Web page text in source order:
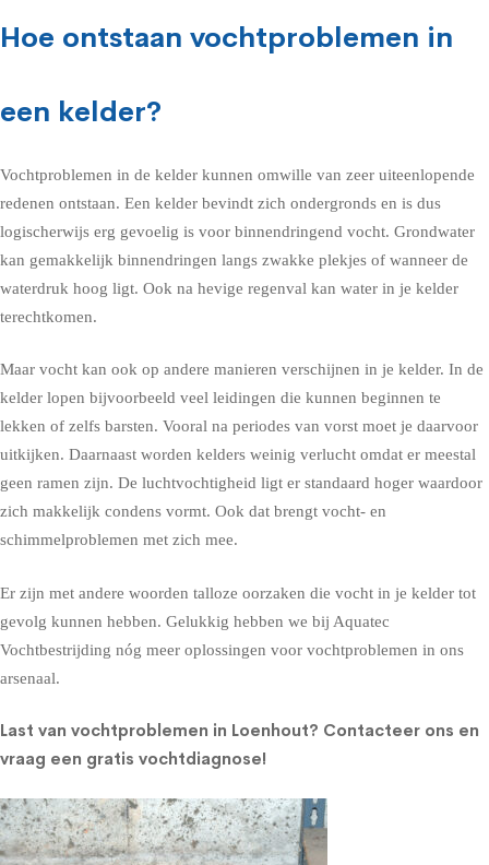
Hoe ontstaan vochtproblemen in
een kelder?
Vochtproblemen in de kelder kunnen omwille van zeer uiteenlopende
redenen ontstaan. Een kelder bevindt zich ondergronds en is dus
logischerwijs erg gevoelig is voor binnendringend vocht. Grondwater
kan gemakkelijk binnendringen langs zwakke plekjes of wanneer de
waterdruk hoog ligt. Ook na hevige regenval kan water in je kelder
terechtkomen.
Maar vocht kan ook op andere manieren verschijnen in je kelder. In de
kelder lopen bijvoorbeeld veel leidingen die kunnen beginnen te
lekken of zelfs barsten. Vooral na periodes van vorst moet je daarvoor
uitkijken. Daarnaast worden kelders weinig verlucht omdat er meestal
geen ramen zijn. De luchtvochtigheid ligt er standaard hoger waardoor
zich makkelijk condens vormt. Ook dat brengt vocht- en
schimmelproblemen met zich mee.
Er zijn met andere woorden talloze oorzaken die vocht in je kelder tot
gevolg kunnen hebben. Gelukkig hebben we bij Aquatec
Vochtbestrijding nóg meer oplossingen voor vochtproblemen in ons
arsenaal.
Last van vochtproblemen in Loenhout? Contacteer ons en
vraag een gratis vochtdiagnose!